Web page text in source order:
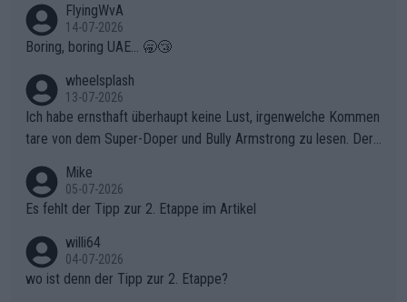
FlyingWvA
14-07-2026
Boring, boring UAE... 🥱😴
wheelsplash
13-07-2026
Ich habe ernsthaft überhaupt keine Lust, irgenwelche Kommen
tare von dem Super-Doper und Bully Armstrong zu lesen. Der
r die gehört nicht in dieses Medium!
Mike
05-07-2026
Es fehlt der Tipp zur 2. Etappe im Artikel
willi64
04-07-2026
wo ist denn der Tipp zur 2. Etappe?